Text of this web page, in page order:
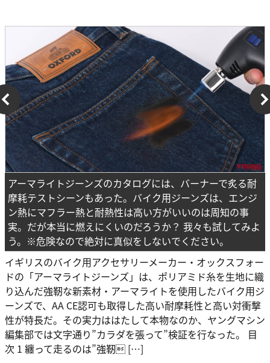
アーマライトジーンズのカタログには、バーナーで炙る耐
摩耗テストシーンもあった。バイク用ジーンズは、エンジ
ン熱にマフラー熱と耐熱性は高い方がいいのは周知の事
実。だが本当に燃えにくいのだろうか？ 我々も試してみよ
う。※危険なので絶対に真似をしないでください。
イギリスのバイク用アクセサリーメーカー・オックスフォー
ドの「アーマライトジーンズ」は、ポリアミド糸を生地に織
り込んだ強靭な新素材・アーマライトを使用したバイク用ジ
ーンズで、AA CE認可も取得した高い耐摩耗性と高い対衝撃
性が特長だ。その実力ははたして本物なのか、ヤングマシン
編集部では文字通り”カラダを張って”検証を行なった。 目
次 1 纏って走るのは”強靭 […]